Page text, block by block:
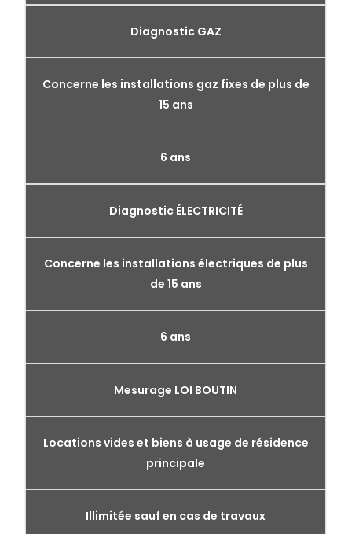
Diagnostic GAZ
Concerne les installations gaz fixes de plus de
15 ans
6 ans
Diagnostic ÉLECTRICITÉ
Concerne les installations électriques de plus
de 15 ans
6 ans
Mesurage LOI BOUTIN
Locations vides et biens à usage de résidence
principale
Illimitée sauf en cas de travaux